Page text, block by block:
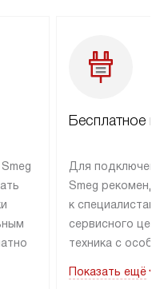
Бесплатное
Для
Smeg
к специалистам
сервисного
техника с
коммуникациям.
Показать ещё